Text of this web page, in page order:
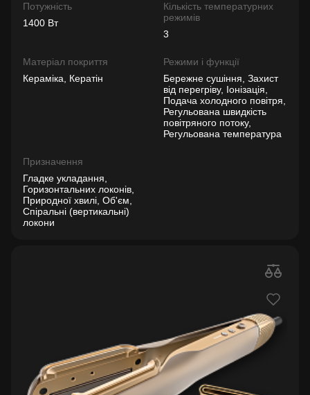
Потужність
1400 Вт
Кількість температурних
режимів
3
Матеріал покриття
Кераміка, Кератін
Режими і функції
Бережне сушіння, Захист
від перегріву, Іонізація,
Подача холодного повітря,
Регульована швидкість
повітряного потоку,
Регульована температура
Призначення
Гладке укладання,
Горизонтальних локонів,
Природної хвилі, Об'єм,
Спіральні (вертикальні)
локони